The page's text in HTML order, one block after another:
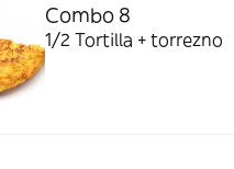
Combo 8
1/2 Tortilla + torrezno